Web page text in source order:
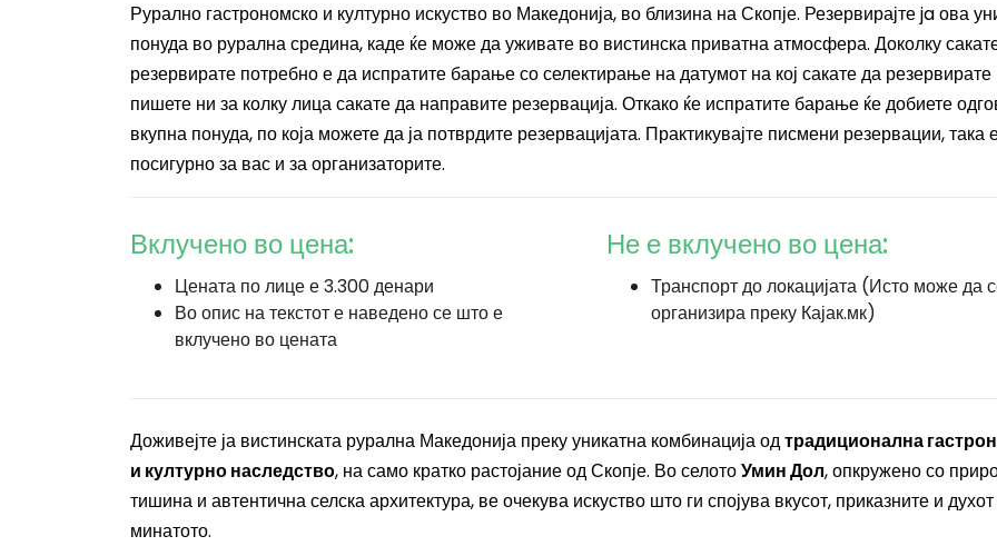
Рурално гастрономско и културно искуство во Македонија, во близина на Скопје. Резервирајте ja ова
понуда во рурална средина, каде ќе може да уживате во вистинска приватна атмосфера. Доколку
резервирате потребно е да испратите барање со селектирање на датумот на кој сакате да резервирате
пишете ни за колку лица сакате да направите резервација. Откако ќе испратите барање ќе добиете
вкупна понуда, по која можете да ја потврдите резервацијата. Практикувајте писмени резервации, така
посигурно за вас и за организаторите.
Вклучено во цена:
Цената по лице е 3.300 денари
Во опис на текстот е наведено се што е
вклучено во цената
Не е вклучено во цена:
Транспорт до локацијата (Исто може да
организира преку Кајак.мк)
Доживејте ја вистинската рурална Македонија преку уникатна комбинација одтрадиционална
и културно наследство, на само кратко растојание од Скопје. Во селотоУмин Дол, опкружено со
тишина и автентична селска архитектура, ве очекува искуство што ги спојува вкусот, приказните и
минатото.